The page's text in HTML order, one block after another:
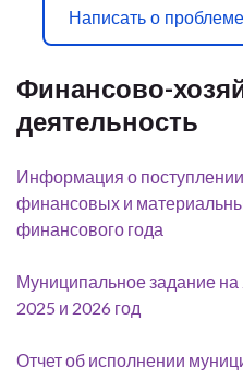
Написать о проблеме
Финансово-
деятельность
Информация о
финансовых и
финансового года
Муниципальное задание
2025 и 2026 год
Отчет об исполнении